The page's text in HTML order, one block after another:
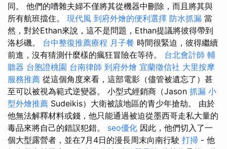
同。 他們的嘈雜夫婦不僅將其從機器中刪除，而且將其與
所有航班擋住。 現代風 到府外燴的便利選擇 防水抓漏 當
然，對於Ethan來說，這不是問題，Ethan提議將彼得帶到
洛杉磯。 台中整復推薦療程 月子餐 時間很緊迫，彼得繼續
前進，沒有猜測什麼樣的瘋狂冒險在等待。 台北會計師 輔
聽器 台胞證桃園 台南律師 到府外燴 宜蘭徵信社 大里按摩
服務推薦 從這個角度來看，這部電影（儘管被遺忘了）甚
至可以被視為範式逆變器。 小型式經銷商（Jason 抓漏 小
型外燴推薦 Sudeikis）大衛被該地區的青少年搶劫。 由於
他無法解釋材料或錢，他只能通過被迫從墨西哥走私大量的
毒品來將自己的錯誤犯錯。 seo優化 因此，他們切入了一
個大型露營者，並在7月4日的漫長周末向南行駛 打掃 - 他